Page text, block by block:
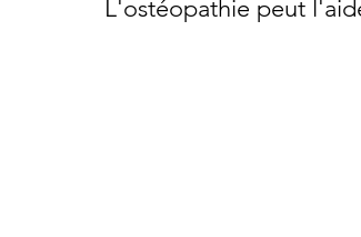
L'ostéopathie peut